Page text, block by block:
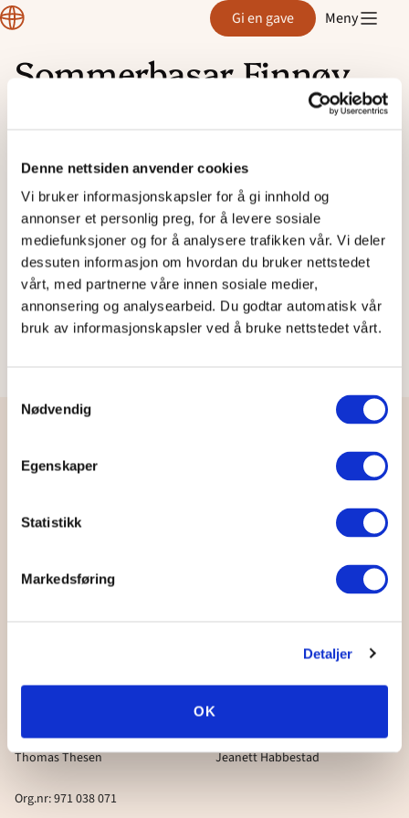
Denne nettsiden anvender cookies
Vi bruker informasjonskapsler for å gi innhold og
annonser et personlig preg, for å levere sosiale
mediefunksjoner og for å analysere trafikken vår. Vi deler
dessuten informasjon om hvordan du bruker nettstedet
vårt, med partnerne våre innen sosiale medier,
annonsering og analysearbeid. Du godtar automatisk vår
bruk av informasjonskapsler ved å bruke nettstedet vårt.
Nødvendig
Egenskaper
Statistikk
Markedsføring
Detaljer
OK
Hopp
Region
Rogaland Gi en gave Meny
Sommerbasar Finnøy
Facebook
Personvernerklæring for Normisjon og Acta – barn og unge i
Retningslinjer for håndtering av seksuelle krenkelser
Ansvarlig redaktør:
Thomas Thesen
Webredaktør:
Jeanett Habbestad
Org.nr: 971 038 071